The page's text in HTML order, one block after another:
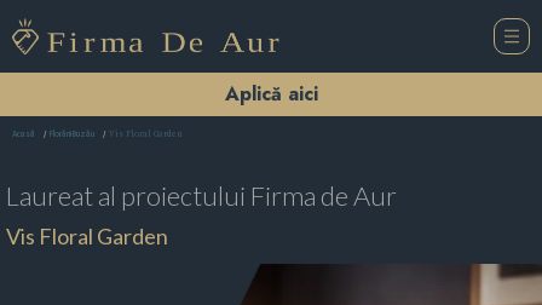
Aplică aici
Acasă Florării Buzău Vis Floral Garden
Laureat al proiectului Firma de Aur
Vis Floral Garden